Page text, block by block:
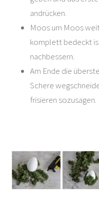
andrücken.
Moos um Moos
komplett bedeckt
nachbessern.
Am Ende die
Schere
frisieren sozusagen.